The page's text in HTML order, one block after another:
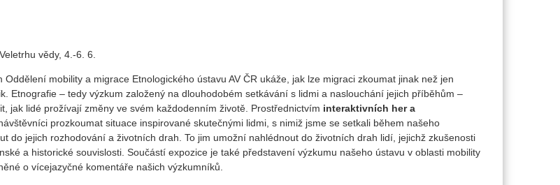
vědy, 4.-6. 6.
Oddělení mobility a migrace Etnologického ústavu AV ČR ukáže, jak lze migraci zkoumat jinak než jen
Etnografie – tedy výzkum založený na dlouhodobém setkávání s lidmi a naslouchání jejich příběhům –
jak lidé prožívají změny ve svém každodenním životě. Prostřednictvím interaktivních her a
prozkoumat situace inspirované skutečnými lidmi, s nimiž jsme se setkali během našeho
do jejich rozhodování a životních drah. To jim umožní nahlédnout do životních drah lidí, jejichž zkušenosti
a historické souvislosti. Součástí expozice je také představení výzkumu našeho ústavu v oblasti mobility
o vícejazyčné komentáře našich výzkumníků.